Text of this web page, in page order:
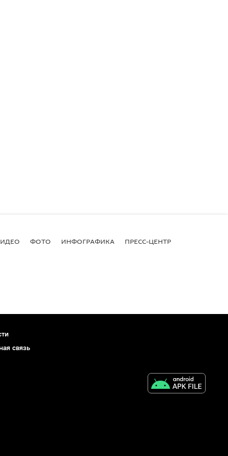
ФОТО ИНФОГРАФИКА ПРЕСС-ЦЕНТР
связь